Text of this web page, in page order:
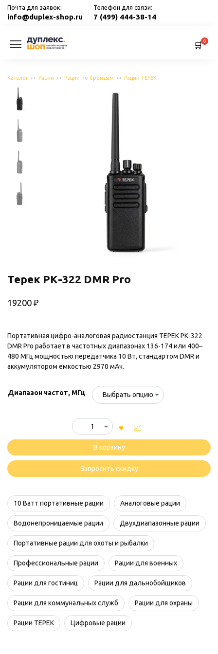
Перейти
Почта для заявок:
info@duplex-shop.ru
Телефон для связи:
7 (499) 444-38-14
0
Каталог Рации Рации по брендам Рации ТЕРЕК
Терек РК-322 DMR Pro
19200 ₽
Портативная цифро-аналоговая радиостанция ТЕРЕК РК-322
DMR Pro работает в частотных диапазонах 136-174 или 400–
480 МГц мощностью передатчика 10 Вт, стандартом DMR и
аккумулятором емкостью 2970 мАч.
Диапазон частот, МГц
Количество
товара
Pro
В корзину
Запросить скидку
10 Ватт портативные рации Аналоговые рации
Водонепроницаемые рации Двухдиапазонные рации
Портативные рации для охоты и рыбалки
Профессиональные рации Рации для военных
Рации для гостиниц Рации для дальнобойщиков
Рации для коммунальных служб Рации для охраны
Рации ТЕРЕК Цифровые рации